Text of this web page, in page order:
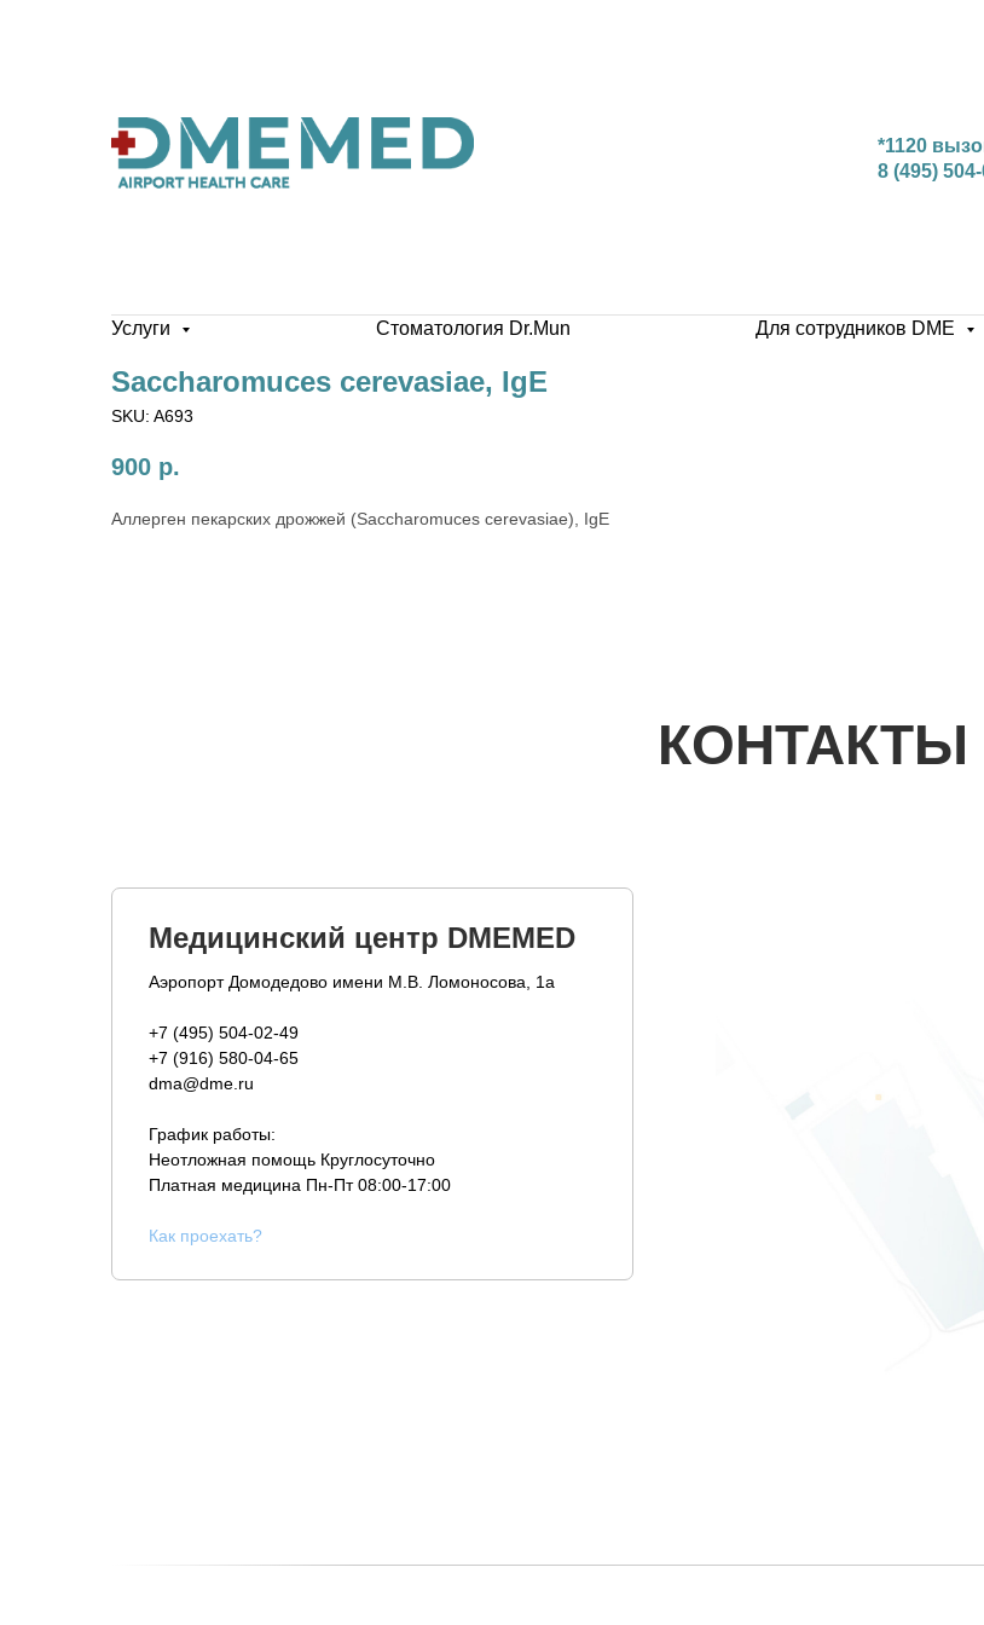
*1120
8 (495)
Услуги Стоматология Dr.Mun Для сотрудников DME
Saccharomuces cerevasiae, IgE
SKU: A693
900 р.
Аллерген пекарских дрожжей (Saccharomuces cerevasiae), IgE
КОНТАКТЫ
Медицинский центр DMEMED
Аэропорт Домодедово имени М.В. Ломоносова, 1а
+7 (495) 504-02-49
+7 (916) 580-04-65
dma@dme.ru
График работы:
Неотложная помощь Круглосуточно
Платная медицина Пн-Пт 08:00-17:00
Как проехать?